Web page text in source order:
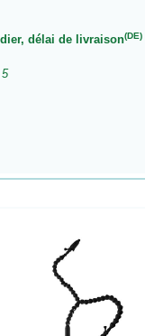
délai de livraison(DE)
: